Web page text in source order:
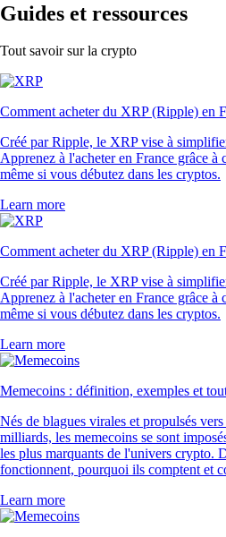
Guides et ressources
Tout savoir sur la crypto
Comment acheter du XRP (Ripple) en
Créé par Ripple, le XRP vise à
Apprenez à l'acheter en France grâce à
même si vous débutez dans les cryptos.
Learn more
Comment acheter du XRP (Ripple) en
Créé par Ripple, le XRP vise à
Apprenez à l'acheter en France grâce à
même si vous débutez dans les cryptos.
Learn more
Memecoins : définition, exemples et
Nés de blagues virales et propulsés
milliards, les memecoins se sont
les plus marquants de l'univers crypto.
fonctionnent, pourquoi ils comptent et
Learn more